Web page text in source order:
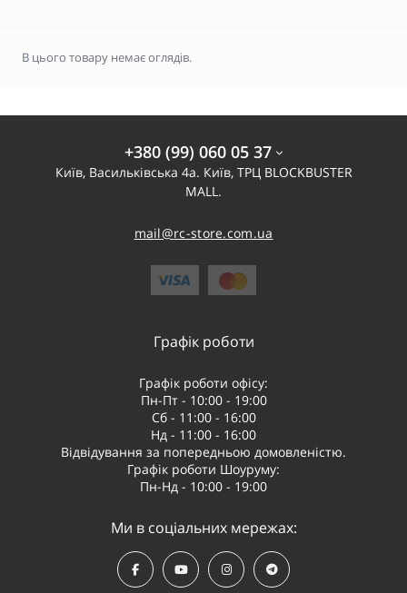
В цього товару немає оглядів.
+380 (99) 060 05 37
Київ, Васильківська 4а. Київ, ТРЦ BLOCKBUSTER
MALL.
mail@rc-store.com.ua
Графік роботи
Графік роботи офісу:
Пн-Пт - 10:00 - 19:00
Сб - 11:00 - 16:00
Нд - 11:00 - 16:00
Відвідування за попередньою домовленістю.
Графік роботи Шоуруму:
Пн-Нд - 10:00 - 19:00
Ми в соціальних мережах: